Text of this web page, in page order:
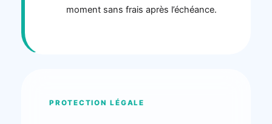
moment sans frais après l’échéance.
PROTECTION LÉGALE